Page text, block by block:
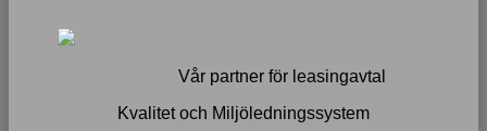
Vår partner för leasingavtal
Kvalitet och Miljöledningssystem